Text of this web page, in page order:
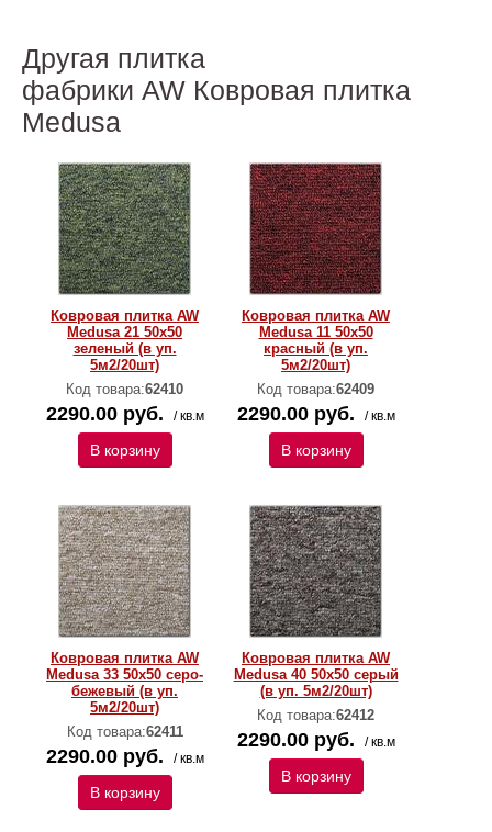
Другая плитка
фабрики AW Ковровая плитка
Medusa
Ковровая плитка AW
Medusa 21 50х50
зеленый (в уп.
5м2/20шт)
Код товара:62410
2290.00 руб. / кв.м
В корзину
Ковровая плитка AW
Medusa 11 50х50
красный (в уп.
5м2/20шт)
Код товара:62409
2290.00 руб. / кв.м
В корзину
Ковровая плитка AW
Medusa 33 50х50 серо-
бежевый (в уп.
5м2/20шт)
Код товара:62411
2290.00 руб. / кв.м
В корзину
Ковровая плитка AW
Medusa 40 50х50 серый
(в уп. 5м2/20шт)
Код товара:62412
2290.00 руб. / кв.м
В корзину